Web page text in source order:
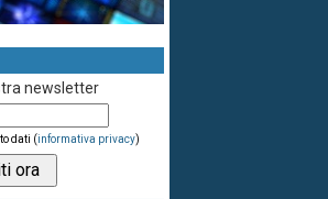
newsletter
dati (informativa privacy)